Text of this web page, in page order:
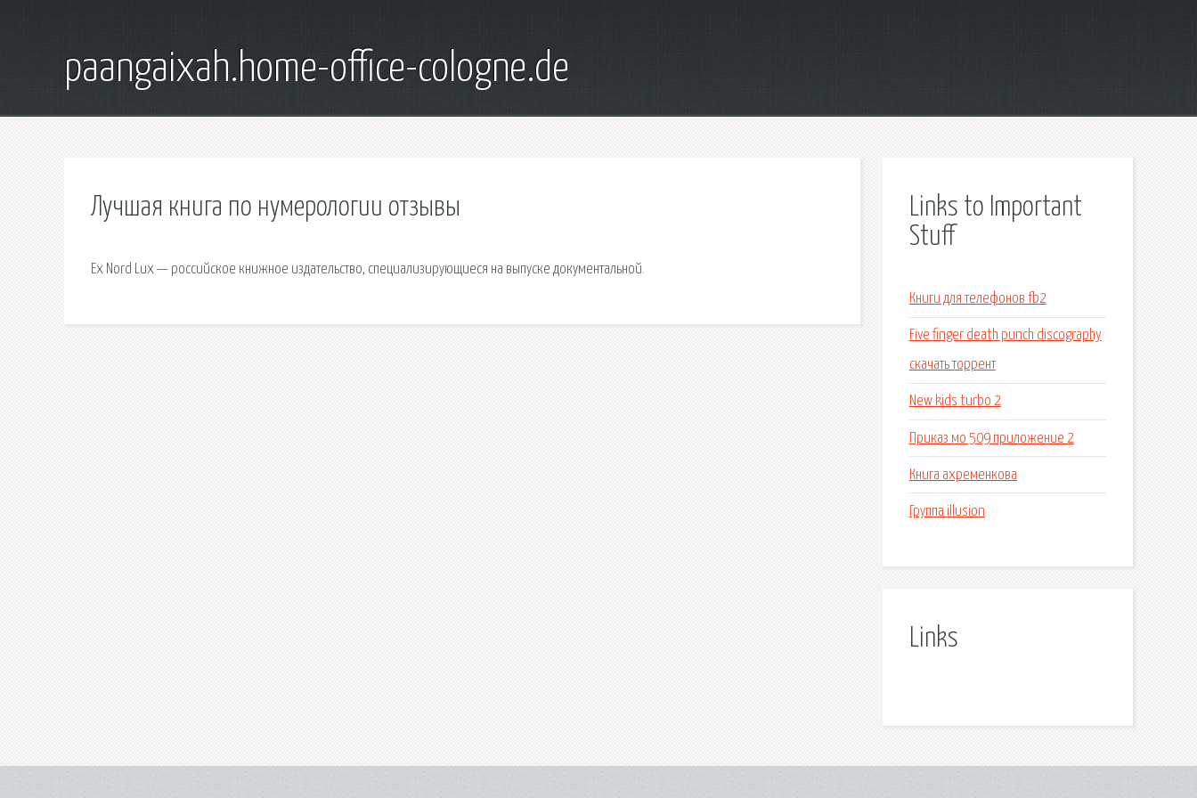
paangaixah.home-office-cologne.de
Лучшая книга по нумерологии отзывы
Ex Nord Lux — российское книжное издательство, специализирующиеся на выпуске документальной.
Links to Important
Stuff
Книги для телефонов fb2
Five finger death punch discography
скачать торрент
New kids turbo 2
Приказ мо 509 приложение 2
Книга ахременкова
Группа illusion
Links